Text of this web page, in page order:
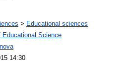
> Educational sciences
Educational Science
14:30